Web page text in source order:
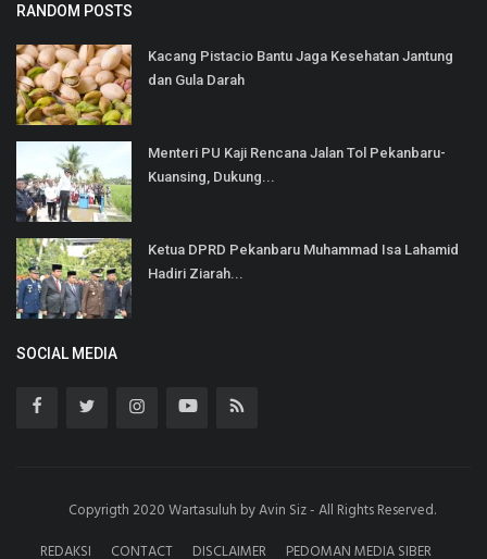
RANDOM POSTS
Kacang Pistacio Bantu Jaga Kesehatan Jantung
dan Gula Darah
Menteri PU Kaji Rencana Jalan Tol Pekanbaru-
Kuansing, Dukung...
Ketua DPRD Pekanbaru Muhammad Isa Lahamid
Hadiri Ziarah...
SOCIAL MEDIA
Copyrigth 2020 Wartasuluh by Avin Siz - All Rights Reserved.
REDAKSI
CONTACT DISCLAIMER PEDOMAN MEDIA SIBER